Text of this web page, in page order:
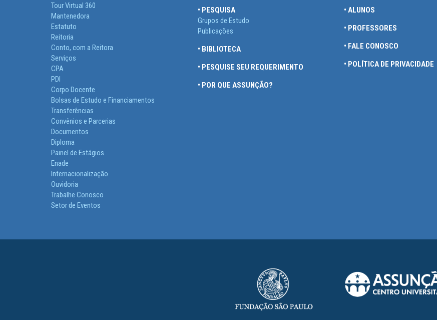
Tour Virtual 360
Mantenedora
Estatuto
Reitoria
Conto, com a Reitora
Serviços
CPA
PDI
Corpo Docente
Bolsas de Estudo e Financiamentos
Transferências
Convênios e Parcerias
Documentos
Diploma
Painel de Estágios
Enade
Internacionalização
Ouvidoria
Trabalhe Conosco
Setor de Eventos
• PESQUISA
Grupos de Estudo
Publicações
• BIBLIOTECA
• PESQUISE SEU REQUERIMENTO
• POR QUE ASSUNÇÃO?
• ALUNOS
• PROFESSORES
• FALE CONOSCO
• POLÍTICA DE PRIVACIDADE